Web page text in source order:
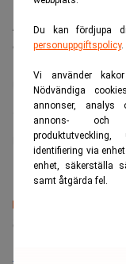
Du kan fördjupa
personuppgiftspolicy.
Vi använder
Nödvändiga
annonser, analys
annons- och
identifiering via
enhet, säkerställa
samt åtgärda fel.
Läs mer från
är kostnadsfritt:
Resurs Holding
Realtid.se
Senaste lediga